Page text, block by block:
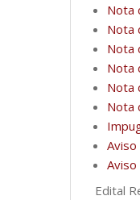
Nota
Nota
Nota
Nota
Nota
Nota
Aviso
Edital